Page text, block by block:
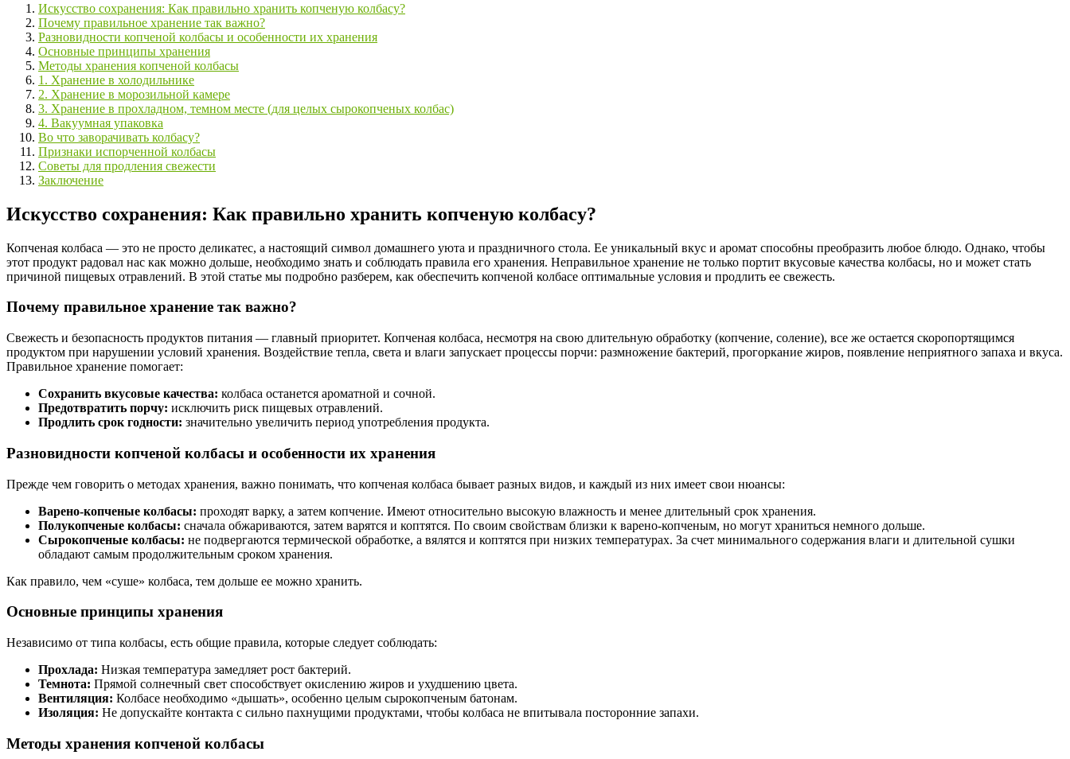
Искусство сохранения: Как правильно хранить копченую колбасу?
Почему правильное хранение так важно?
Разновидности копченой колбасы и особенности их хранения
Основные принципы хранения
Методы хранения копченой колбасы
1. Хранение в холодильнике
2. Хранение в морозильной камере
3. Хранение в прохладном, темном месте (для целых сырокопченых колбас)
4. Вакуумная упаковка
Во что заворачивать колбасу?
Признаки испорченной колбасы
Советы для продления свежести
Заключение
Искусство сохранения: Как правильно хранить копченую колбасу?
Копченая колбаса — это не просто деликатес, а настоящий символ домашнего уюта и праздничного стола. Ее уникальный вкус и аромат способны преобразить любое блюдо. Однако, чтобы
этот продукт радовал нас как можно дольше, необходимо знать и соблюдать правила его хранения. Неправильное хранение не только портит вкусовые качества колбасы, но и может стать
причиной пищевых отравлений. В этой статье мы подробно разберем, как обеспечить копченой колбасе оптимальные условия и продлить ее свежесть.
Почему правильное хранение так важно?
Свежесть и безопасность продуктов питания — главный приоритет. Копченая колбаса, несмотря на свою длительную обработку (копчение, соление), все же остается скоропортящимся
продуктом при нарушении условий хранения. Воздействие тепла, света и влаги запускает процессы порчи: размножение бактерий, прогоркание жиров, появление неприятного запаха и вкуса.
Правильное хранение помогает:
Сохранить вкусовые качества: колбаса останется ароматной и сочной.
Предотвратить порчу: исключить риск пищевых отравлений.
Продлить срок годности: значительно увеличить период употребления продукта.
Разновидности копченой колбасы и особенности их хранения
Прежде чем говорить о методах хранения, важно понимать, что копченая колбаса бывает разных видов, и каждый из них имеет свои нюансы:
Варено-копченые колбасы: проходят варку, а затем копчение. Имеют относительно высокую влажность и менее длительный срок хранения.
Полукопченые колбасы: сначала обжариваются, затем варятся и коптятся. По своим свойствам близки к варено-копченым, но могут храниться немного дольше.
Сырокопченые колбасы: не подвергаются термической обработке, а вялятся и коптятся при низких температурах. За счет минимального содержания влаги и длительной сушки
обладают самым продолжительным сроком хранения.
Как правило, чем «суше» колбаса, тем дольше ее можно хранить.
Основные принципы хранения
Независимо от типа колбасы, есть общие правила, которые следует соблюдать:
Прохлада: Низкая температура замедляет рост бактерий.
Темнота: Прямой солнечный свет способствует окислению жиров и ухудшению цвета.
Вентиляция: Колбасе необходимо «дышать», особенно целым сырокопченым батонам.
Изоляция: Не допускайте контакта с сильно пахнущими продуктами, чтобы колбаса не впитывала посторонние запахи.
Методы хранения копченой колбасы